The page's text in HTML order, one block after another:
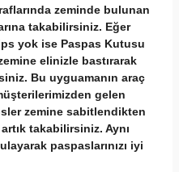
zeminde bulunan
takabilirsiniz. Eğer
yok ise Paspas Kutusu
elinizle bastırarak
Bu uyguamanın araç
gelen
zemine sabitlendikten
takabilirsiniz. Aynı
paspaslarınızı iyi